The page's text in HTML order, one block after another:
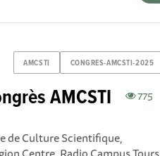
AMCSTI CONGRES-AMCSTI-2025
775
AMCSTI
de Culture Scientifique,